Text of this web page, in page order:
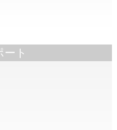
ート